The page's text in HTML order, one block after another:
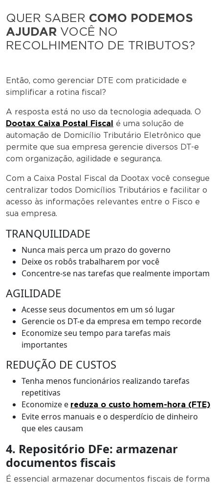
QUER SABER COMO PODEMOS
AJUDAR VOCÊ NO
RECOLHIMENTO DE TRIBUTOS?
Então, como gerenciar DTE com praticidade e
simplificar a rotina fiscal?
A resposta está no uso da tecnologia adequada. O
Dootax Caixa Postal Fiscal é uma solução de
automação de Domicílio Tributário Eletrônico que
permite que sua empresa gerencie diversos DT-e
com organização, agilidade e segurança.
Com a Caixa Postal Fiscal da Dootax você consegue
centralizar todos Domicílios Tributários e facilitar o
acesso às informações relevantes entre o Fisco e
sua empresa.
TRANQUILIDADE
Nunca mais perca um prazo do governo
Deixe os robôs trabalharem por você
Concentre-se nas tarefas que realmente importam
AGILIDADE
Acesse seus documentos em um só lugar
Gerencie os DT-e da empresa em tempo recorde
Economize seu tempo para tarefas mais
importantes
REDUÇÃO DE CUSTOS
Tenha menos funcionários realizando tarefas
repetitivas
Economize e reduza o custo homem-hora (FTE)
Evite erros manuais e o desperdício de dinheiro
que eles causam
4. Repositório DFe: armazenar
documentos fiscais
É essencial armazenar documentos fiscais de forma